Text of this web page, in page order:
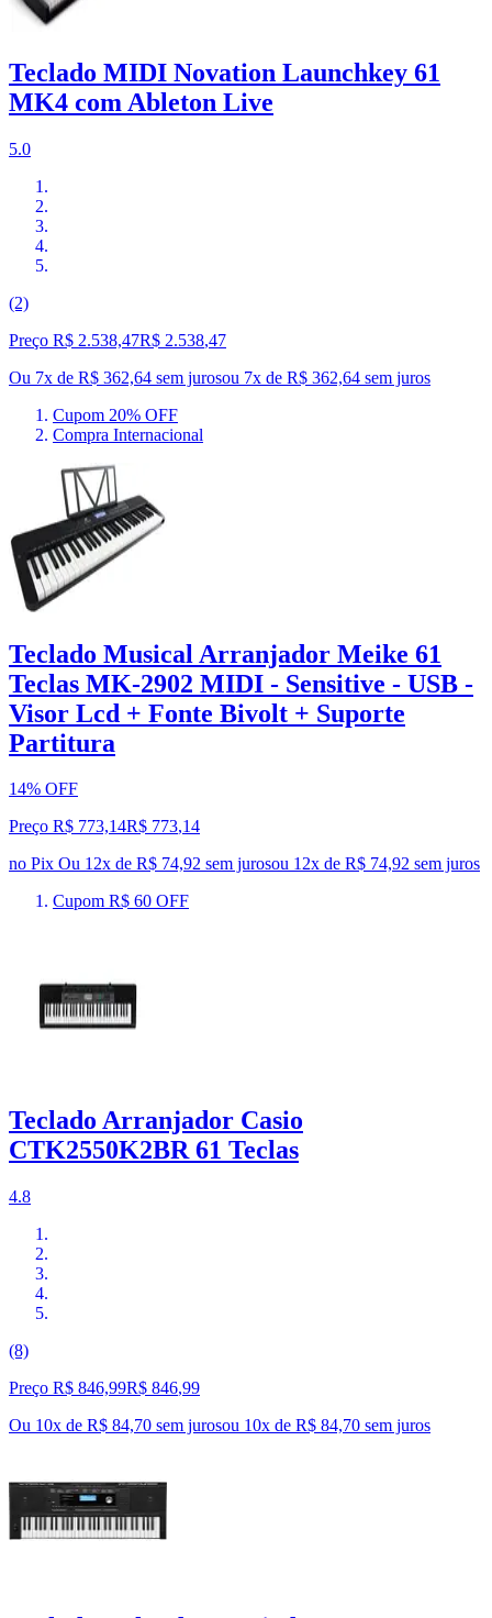
Teclado MIDI Novation Launchkey 61
MK4 com Ableton Live
5.0
(2)
Preço R$ 2.538,47R$ 2.538,47
Ou 7x de R$ 362,64 sem jurosou 7x de R$ 362,64 sem juros
Cupom 20% OFF
Compra Internacional
Teclado Musical Arranjador Meike 61
Teclas MK-2902 MIDI - Sensitive - USB -
Visor Lcd + Fonte Bivolt + Suporte
Partitura
14% OFF
Preço R$ 773,14R$ 773,14
no Pix Ou 12x de R$ 74,92 sem jurosou 12x de R$ 74,92 sem juros
Cupom R$ 60 OFF
Teclado Arranjador Casio
CTK2550K2BR 61 Teclas
4.8
(8)
Preço R$ 846,99R$ 846,99
Ou 10x de R$ 84,70 sem jurosou 10x de R$ 84,70 sem juros